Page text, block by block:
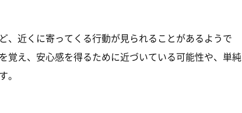
、近くに寄ってくる行動が見られることがあるようで
覚え、安心感を得るために近づいている可能性や、単純
。